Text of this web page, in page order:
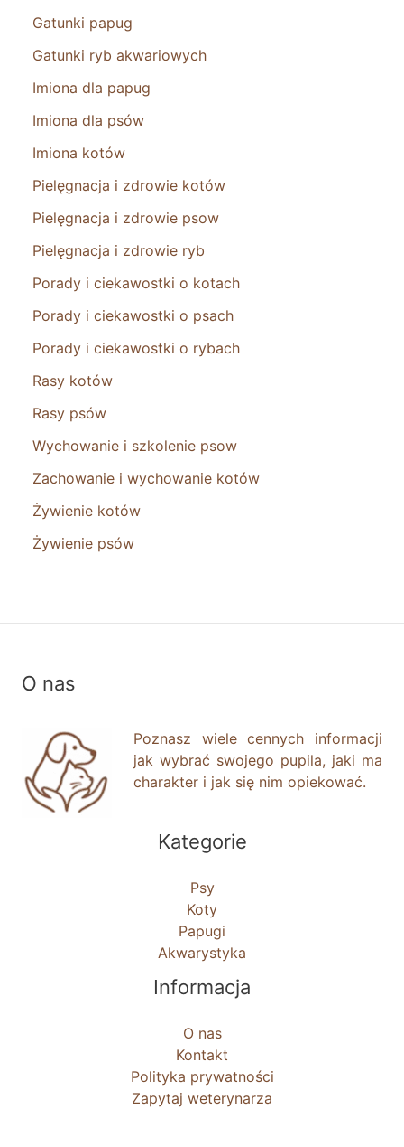
Gatunki papug
Gatunki ryb akwariowych
Imiona dla papug
Imiona dla psów
Imiona kotów
Pielęgnacja i zdrowie kotów
Pielęgnacja i zdrowie psow
Pielęgnacja i zdrowie ryb
Porady i ciekawostki o kotach
Porady i ciekawostki o psach
Porady i ciekawostki o rybach
Rasy kotów
Rasy psów
Wychowanie i szkolenie psow
Zachowanie i wychowanie kotów
Żywienie kotów
Żywienie psów
O nas
Poznasz wiele cennych informacji
jak wybrać swojego pupila, jaki ma
charakter i jak się nim opiekować.
Kategorie
Psy
Koty
Papugi
Akwarystyka
Informacja
O nas
Kontakt
Polityka prywatności
Zapytaj weterynarza